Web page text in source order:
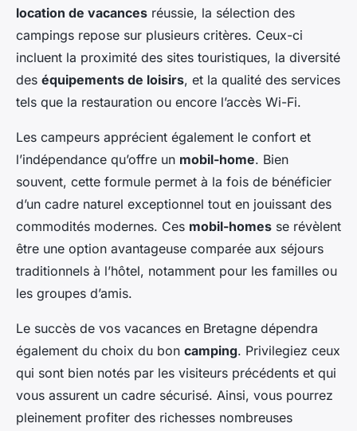
location de vacances réussie, la sélection des
campings repose sur plusieurs critères. Ceux-ci
incluent la proximité des sites touristiques, la diversité
des équipements de loisirs, et la qualité des services
tels que la restauration ou encore l’accès Wi-Fi.
Les campeurs apprécient également le confort et
l’indépendance qu’offre un mobil-home. Bien
souvent, cette formule permet à la fois de bénéficier
d’un cadre naturel exceptionnel tout en jouissant des
commodités modernes. Ces mobil-homes se révèlent
être une option avantageuse comparée aux séjours
traditionnels à l’hôtel, notamment pour les familles ou
les groupes d’amis.
Le succès de vos vacances en Bretagne dépendra
également du choix du bon camping. Privilegiez ceux
qui sont bien notés par les visiteurs précédents et qui
vous assurent un cadre sécurisé. Ainsi, vous pourrez
pleinement profiter des richesses nombreuses